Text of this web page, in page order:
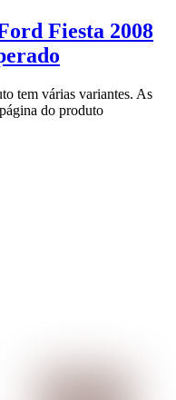
Fiesta 2008
tem várias variantes. As
do produto